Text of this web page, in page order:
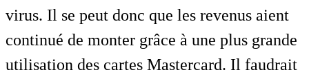
virus. Il se peut donc que les revenus aient
continué de monter grâce à une plus grande
utilisation des cartes Mastercard. Il faudrait